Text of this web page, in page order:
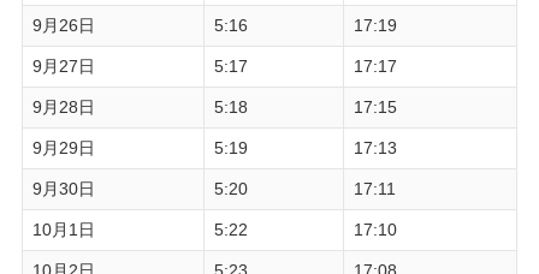
9月26日 5:16 17:19
9月27日 5:17 17:17
9月28日 5:18 17:15
9月29日 5:19 17:13
9月30日 5:20 17:11
10月1日 5:22 17:10